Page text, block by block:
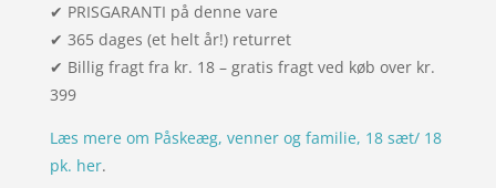
✔ PRISGARANTI på denne vare
✔ 365 dages (et helt år!) returret
✔ Billig fragt fra kr. 18 – gratis fragt ved køb over kr.
399
Læs mere om Påskeæg, venner og familie, 18 sæt/ 18
pk. her.